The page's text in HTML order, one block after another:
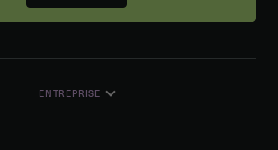
ENTREPRISE